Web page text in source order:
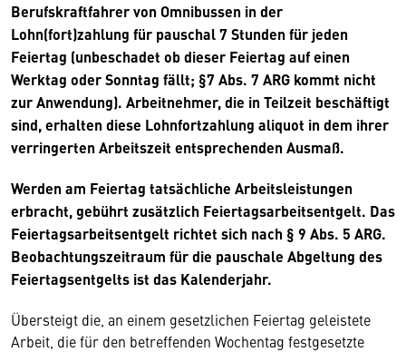
Berufskraftfahrer von Omnibussen in der
Lohn(fort)zahlung für pauschal 7 Stunden für jeden
Feiertag (unbeschadet ob dieser Feiertag auf einen
Werktag oder Sonntag fällt; §7 Abs. 7 ARG kommt nicht
zur Anwendung). Arbeitnehmer, die in Teilzeit beschäftigt
sind, erhalten diese Lohnfortzahlung aliquot in dem ihrer
verringerten Arbeitszeit entsprechenden Ausmaß.
Werden am Feiertag tatsächliche Arbeitsleistungen
erbracht, gebührt zusätzlich Feiertagsarbeitsentgelt. Das
Feiertagsarbeitsentgelt richtet sich nach § 9 Abs. 5 ARG.
Beobachtungszeitraum für die pauschale Abgeltung des
Feiertagsentgelts ist das Kalenderjahr.
Übersteigt die, an einem gesetzlichen Feiertag geleistete
Arbeit, die für den betreffenden Wochentag festgesetzte